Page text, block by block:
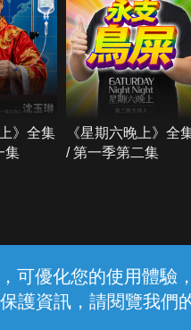
可優化您的使用體
護資訊，請閱覽我們
》全集
集
《星期六晚上》全
/ 第一季第二集
線上客服
中華電信股份有限公司個人家庭